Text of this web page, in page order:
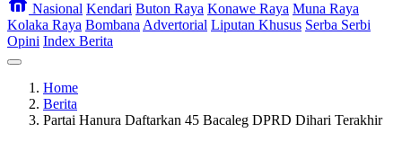
Nasional Kendari Buton Raya Konawe Raya Muna Raya
Kolaka Raya Bombana Advertorial Liputan Khusus Serba Serbi
Opini Index Berita
Home
Berita
Partai Hanura Daftarkan 45 Bacaleg DPRD Dihari Terakhir